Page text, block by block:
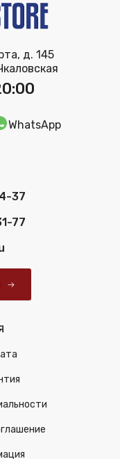
д. 145
WhatsApp
37
77